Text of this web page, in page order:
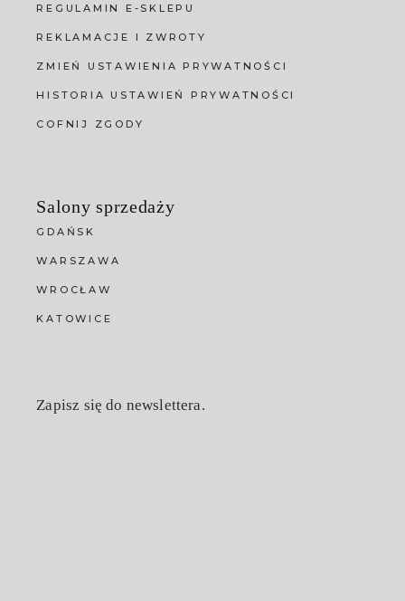
REGULAMIN E-SKLEPU
REKLAMACJE I ZWROTY
ZMIEŃ USTAWIENIA PRYWATNOŚCI
HISTORIA USTAWIEŃ PRYWATNOŚCI
COFNIJ ZGODY
Salony sprzedaży
GDAŃSK
WARSZAWA
WROCŁAW
KATOWICE
Zapisz się do newslettera.